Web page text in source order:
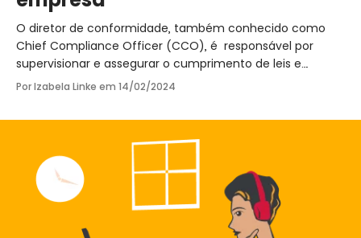
O diretor de conformidade, também conhecido como
Chief Compliance Officer (CCO), é responsável por
supervisionar e assegurar o cumprimento de leis e
regulações pela empresa. Saiba mais!
Por Izabela Linke em 14/02/2024